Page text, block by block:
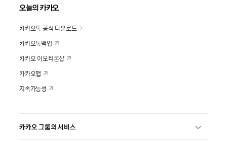
오늘의 카카오
카카오톡 공식 다운로드
카카오톡백업
카카오 이모티콘샵
카카오맵
지속가능성
카카오 그룹의 서비스